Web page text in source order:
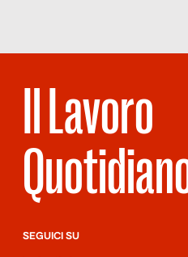
Il Lavoro
SEGUICI SU